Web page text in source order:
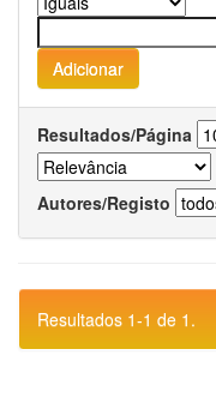
Resultados/Página
Autores/Registo
Resultados 1-1 de 1.